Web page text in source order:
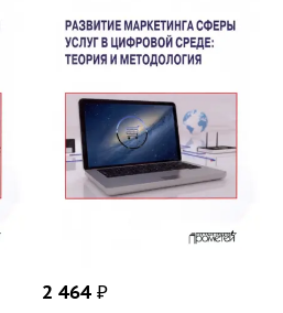
2 464 ₽